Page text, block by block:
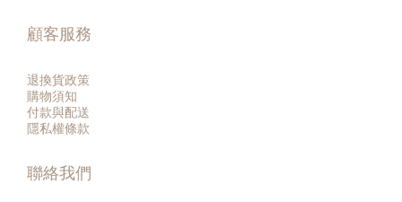
顧客服務
退換貨政策
購物須知
付款與配送
隱私權條款
聯絡我們